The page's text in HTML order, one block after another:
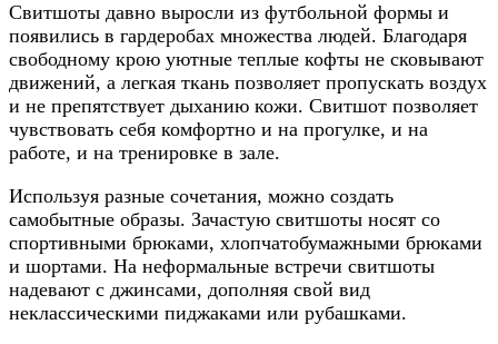
Свитшоты давно выросли из футбольной формы и
появились в гардеробах множества людей. Благодаря
свободному крою уютные теплые кофты не сковывают
движений, а легкая ткань позволяет пропускать воздух
и не препятствует дыханию кожи. Свитшот позволяет
чувствовать себя комфортно и на прогулке, и на
работе, и на тренировке в зале.
Используя разные сочетания, можно создать
самобытные образы. Зачастую свитшоты носят со
спортивными брюками, хлопчатобумажными брюками
и шортами. На неформальные встречи свитшоты
надевают с джинсами, дополняя свой вид
неклассическими пиджаками или рубашками.